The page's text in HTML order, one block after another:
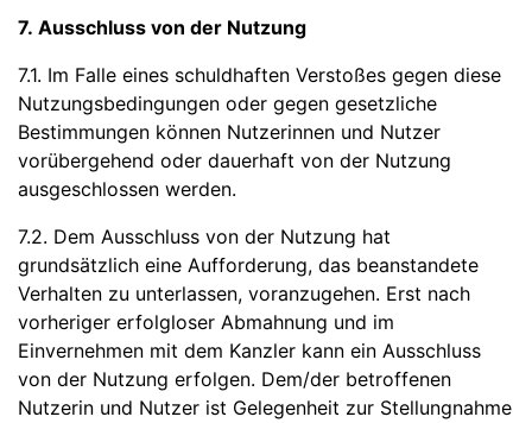
7. Ausschluss von der Nutzung
7.1. Im Falle eines schuldhaften Verstoßes gegen diese
Nutzungsbedingungen oder gegen gesetzliche
Bestimmungen können Nutzerinnen und Nutzer
vorübergehend oder dauerhaft von der Nutzung
ausgeschlossen werden.
7.2. Dem Ausschluss von der Nutzung hat
grundsätzlich eine Aufforderung, das beanstandete
Verhalten zu unterlassen, voranzugehen. Erst nach
vorheriger erfolgloser Abmahnung und im
Einvernehmen mit dem Kanzler kann ein Ausschluss
von der Nutzung erfolgen. Dem/der betroffenen
Nutzerin und Nutzer ist Gelegenheit zur Stellungnahme